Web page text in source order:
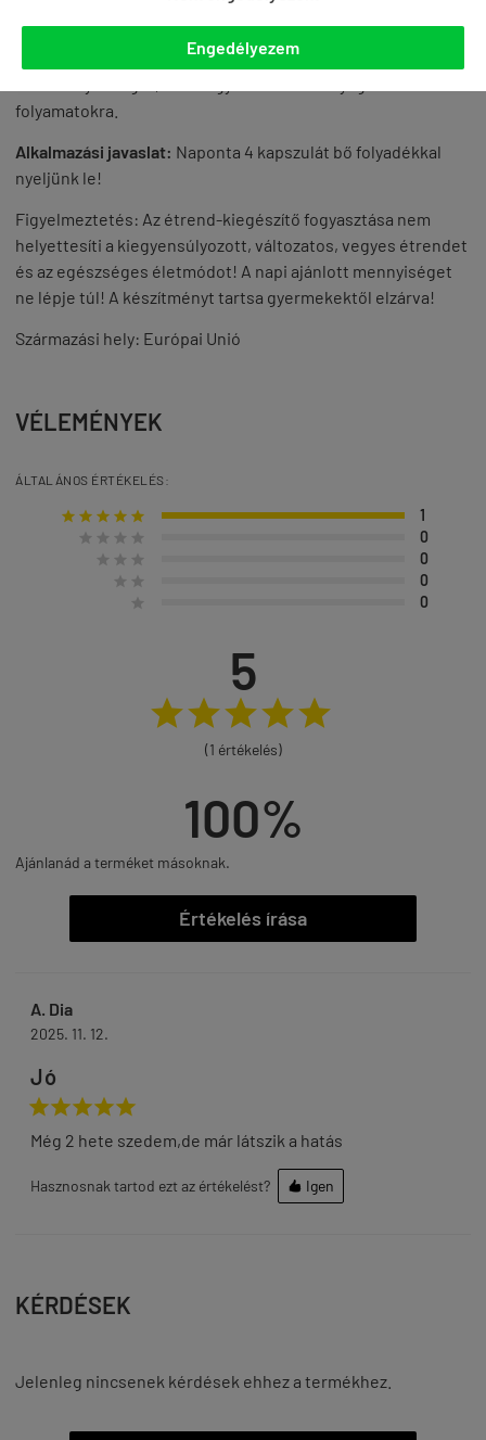
Engedélyezem
A CLA elősegítheti a testtömeg csökkentő étrend
folyamatokra.
Alkalmazási javaslat: Naponta 4 kapszulát bő folyadékkal
nyeljünk le!
Figyelmeztetés: Az étrend-kiegészítő fogyasztása nem
helyettesíti a kiegyensúlyozott, változatos, vegyes étrendet
és az egészséges életmódot! A napi ajánlott mennyiséget
ne lépje túl! A készítményt tartsa gyermekektől elzárva!
Származási hely: Európai Unió
VÉLEMÉNYEK
ÁLTALÁNOS ÉRTÉKELÉS:
     1
    0
   0
  0
 0
5

(1 értékelés)
100%
Ajánlanád a terméket másoknak.
Értékelés írása
A. Dia
2025. 11. 12.
Jó

Még 2 hete szedem,de már látszik a hatás
Hasznosnak tartod ezt az értékelést?  Igen
KÉRDÉSEK
Jelenleg nincsenek kérdések ehhez a termékhez.